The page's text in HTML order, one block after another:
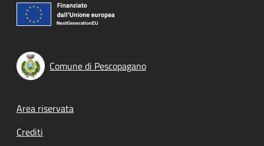
Comune di Pescopagano
Footer menu
Area riservata
Crediti